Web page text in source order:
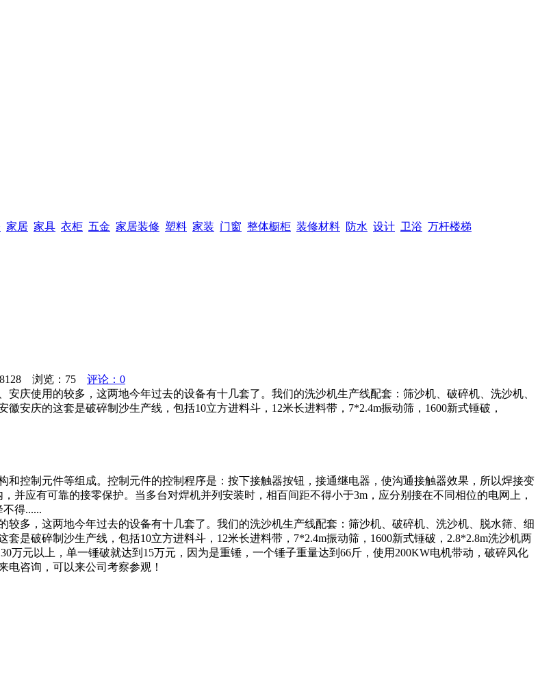
家居 家具 衣柜 五金 家居装修 塑料 家装 门窗 整体橱柜 装修材料 防水 设计 卫浴 万杆楼梯
浏览： 75
评论：0
庆使用的较多，这两地今年过去的设备有十几套了。我们的洗沙机生产线配套：筛沙机、破碎机、洗沙机、
安庆的这套是破碎制沙生产线，包括10立方进料斗，12米长进料带，7*2.4m振动筛，1600新式锤破，
控制元件等组成。控制元件的控制程序是：按下接触器按钮，接通继电器，使沟通接触器效果，所以焊接变
并应有可靠的接零保护。当多台对焊机并列安装时，相百间距不得小于3m，应分别接在不同相位的电网上，
得......
多，这两地今年过去的设备有十几套了。我们的洗沙机生产线配套：筛沙机、破碎机、洗沙机、脱水筛、细
是破碎制沙生产线，包括10立方进料斗，12米长进料带，7*2.4m振动筛，1600新式锤破，2.8*2.8m洗沙机两
万元以上，单一锤破就达到15万元，因为是重锤，一个锤子重量达到66斤，使用200KW电机带动，破碎风化
电咨询，可以来公司考察参观！